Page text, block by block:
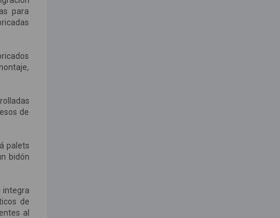
para
de
palets
bidón
integra
de
al